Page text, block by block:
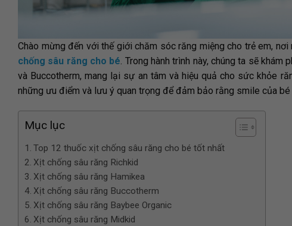
Chào mừng đến với thế giới chăm sóc răng miệng cho trẻ em,
chống sâu răng cho bé. Trong hành trình này, chúng ta sẽ
và Buccotherm, mang lại sự an tâm và hiệu quả cho sức khỏe
những ưu điểm và lưu ý quan trọng để đảm bảo rằng smile của bé
Mục lục
Top 12 thuốc xịt chống sâu răng cho bé tốt nhất
Xịt chống sâu răng Richkid
Xịt chống sâu răng Hamikea
Xịt chống sâu răng Buccotherm
Xịt chống sâu răng Baybee Organic
Xịt chống sâu răng Midkid